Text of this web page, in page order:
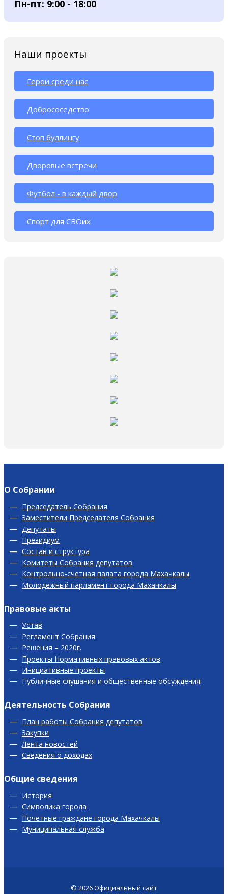
Пн-пт: 9:00 - 18:00
Наши проекты
Герои среди нас
Добрососедство
Стоп буллингу
Дворовые встречи
Футбол - в каждый двор
Спорт для СВОих
О Собрании
Председатель Собрания
Заместители Председателя Собрания
Депутаты
Президиум
Состав и структура
Комитеты Собрания депутатов
Контрольно-счетная палата города Махачкалы
Молодежный парламент города Махачкалы
Правовые акты
Устав
Регламент Собрания
Решения – 2020г.
Проекты Нормативных правовых актов
Инициативные проекты
Публичные слушания и общественные обсуждения
Деятельность Собрания
План работы Собрания депутатов
Закупки
Лента новостей
Сведения о доходах
Общие сведения
История
Символика города
Почетные граждане города Махачкалы
Муниципальная служба
© 2026Официальный сайт